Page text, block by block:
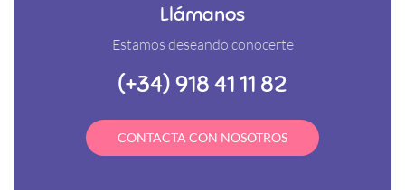
Llámanos
Estamos deseando conocerte
(+34) 918 41 11 82
CONTACTA CON NOSOTROS